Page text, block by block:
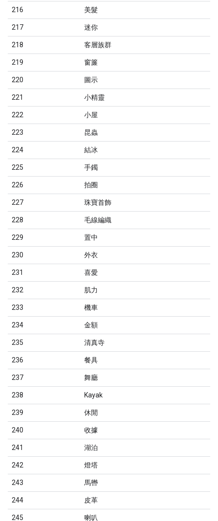
216 美髮
217 迷你
218 客層族群
219 窗簾
220 圖示
221 小精靈
222 小屋
223 昆蟲
224 結冰
225 手鐲
226 拍圈
227 珠寶首飾
228 毛線編織
229 置中
230 外衣
231 喜愛
232 肌力
233 機車
234 金額
235 清真寺
236 餐具
237 舞廳
238 Kayak
239 休閒
240 收據
241 湖泊
242 燈塔
243 馬轡
244 皮革
245 喇叭